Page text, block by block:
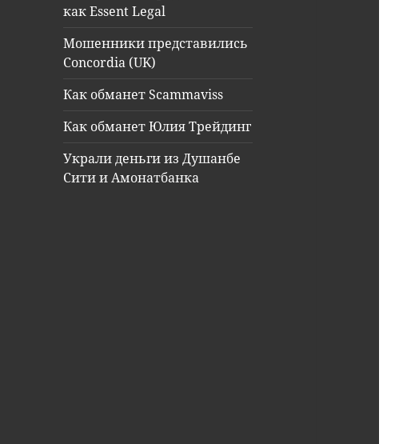
как Essent Legal
Мошенники представились
Concordia (UK)
Как обманет Scammaviss
Как обманет Юлия Трейдинг
Украли деньги из Душанбе
Сити и Амонатбанка